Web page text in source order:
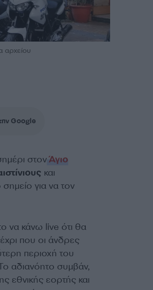
αρχείου
Google
στονΆγιο
και
για να τον
να κάνω live ότι θα
που οι άνδρες
περιοχή του
αδιανόητο συμβάν,
εθνικής εορτής και